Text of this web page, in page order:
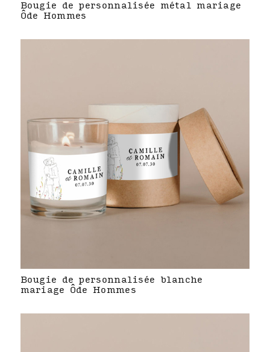
Bougie de personnalisée métal mariage
Ôde Hommes
Bougie de personnalisée blanche
mariage Ôde Hommes